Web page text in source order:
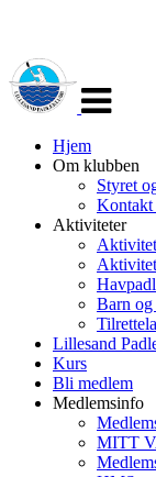
navigasjon
Hjem
Om klubben
Styret
Kontakt
Aktiviteter
Barn og
Lillesand
Kurs
Bli medlem
Medlemsinfo
MITT